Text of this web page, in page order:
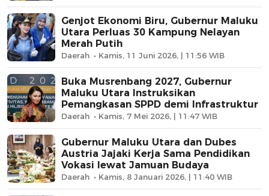
Genjot Ekonomi Biru, Gubernur Maluku
Utara Perluas 30 Kampung Nelayan
Merah Putih
Daerah Kamis, 11 Juni 2026, | 11:56 WIB
Buka Musrenbang 2027, Gubernur
Maluku Utara Instruksikan
Pemangkasan SPPD demi Infrastruktur
Daerah Kamis, 7 Mei 2026, | 11:47 WIB
Gubernur Maluku Utara dan Dubes
Austria Jajaki Kerja Sama Pendidikan
Vokasi lewat Jamuan Budaya
Daerah Kamis, 8 Januari 2026, | 11:40 WIB